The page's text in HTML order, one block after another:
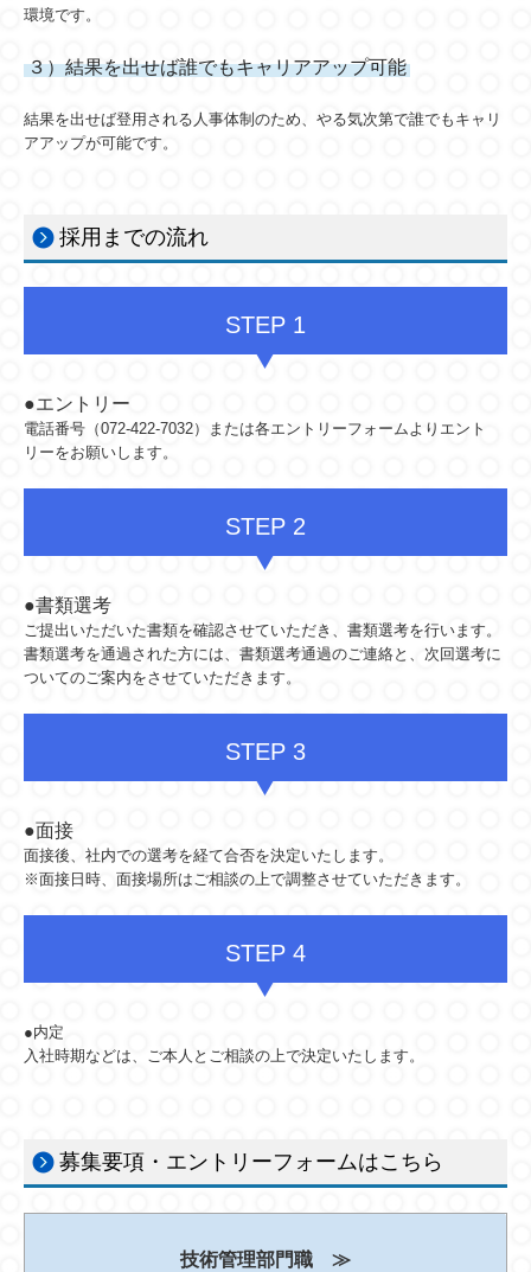
環境です。
３）結果を出せば誰でもキャリアアップ可能
結果を出せば登用される人事体制のため、やる気次第で誰でもキャリ
アアップが可能です。
採用までの流れ
STEP 1
●エントリー
電話番号（072-422-7032）または各エントリーフォームよりエント
リーをお願いします。
STEP 2
●書類選考
ご提出いただいた書類を確認させていただき、書類選考を行います。
書類選考を通過された方には、書類選考通過のご連絡と、次回選考に
ついてのご案内をさせていただきます。
STEP 3
●面接
面接後、社内での選考を経て合否を決定いたします。
※面接日時、面接場所はご相談の上で調整させていただきます。
STEP 4
●内定
入社時期などは、ご本人とご相談の上で決定いたします。
募集要項・エントリーフォームはこちら
技術管理部門職 ≫